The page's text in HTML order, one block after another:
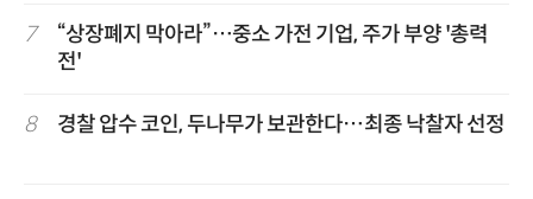
7
“상장폐지 막아라”…중소 가전 기업, 주가 부양 '총력
전'
8 경찰 압수 코인, 두나무가 보관한다…최종 낙찰자 선정